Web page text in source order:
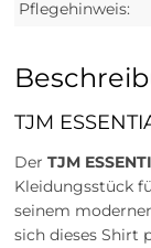
Pflegehinweis:
TJM
DerTJM
Kleidungsstück
seinem
sich dieses Shirt